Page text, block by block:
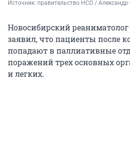
Источник: правительство НСО /
Новосибирский
заявил, что пациенты после
попадают в паллиативные
поражений трех основных
и легких.